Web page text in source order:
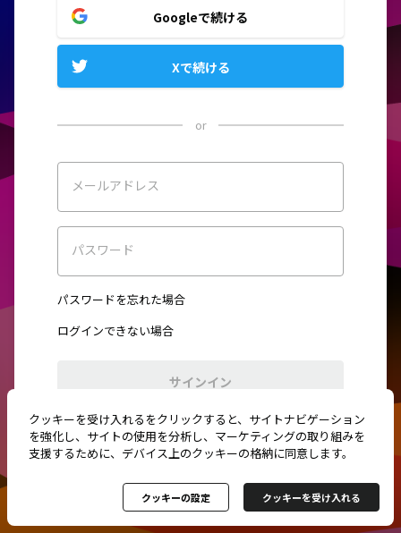
Googleで続ける
Xで続ける
or
メールアドレス
パスワード
パスワードを忘れた場合
ログインできない場合
サインイン
初めてご利用ですか？新規登録
クッキーを受け入れるをクリックすると、サイトナビゲーション
を強化し、サイトの使用を分析し、マーケティングの取り組みを
支援するために、デバイス上のクッキーの格納に同意します。
クッキーの設定 クッキーを受け入れる